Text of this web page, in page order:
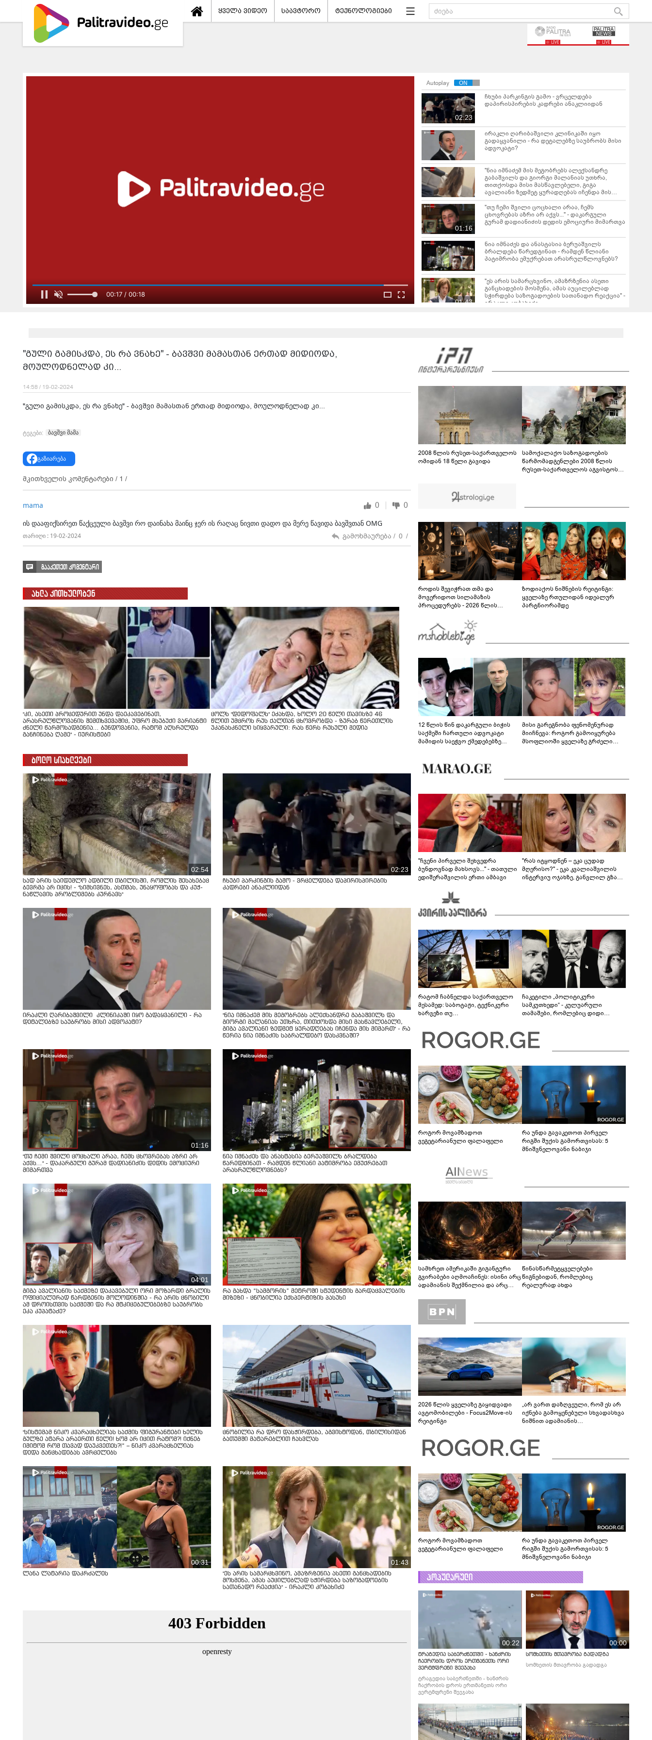
ყველა ვიდეო საავტორო ტექნოლოგიები
LIVE LIVE
Autoplay
02:23
ჩხუბი პარკინგის გამო - ვრცელდება
დაპირისპირების კადრები ანაკლიიდან
ირაკლი ღარიბაშვილი კლინიკაში იყო
გადაყვანილი - რა დეტალებზე საუბრობს მისი
ადვოკატი?
"ნია იმნაძემ მის მეგობრებს ალექსანდრე
გაბაშვილს და გიორგი მალანიას უთხრა,
თითქოსდა მისი მასწავლებელი, გიგა
ავალიანი ზედმეტ ყურადღებას იჩენდა მის
მიმართ" - რა წერია ნია იმნაძის საბრალდებო
დასკვნაში?
01:16
"თუ ჩემი შვილი ცოცხალი არაა, ჩემს
ცხოვრებას აზრი არ აქვს..." - დაკარგული
გურამ დადიანიძის დედის ემოციური მიმართვა
ნია იმნაძეს და ანასტასია ბერუაშვილს
ბრალდება წარედგინათ - რამდენ წლიანი
პატიმრობა ემუქრებათ არასრულწლოვნებს?
01:43
"ეს არის სამარცხვინო, ამაზრზენია ასეთი
განცხადების მოსმენა, ამას აუცილებლად
სჭირდება საზოგადოების სათანადო რეაქცია" -
ირაკლი კობახიძე
ელი კურსის სტუდენტიც იკითხავს"
00:20
საგარეჯოში, არასრულწლოვანმა ჩამოტვირთა
შეურაცხმყოფელ ტექსტებთან ერთად
გაავრცელა - შსს ბრალდებულის დაკავების
კადრებს აქვეყნებს
ნიკა მელიას სასამართლოს უპატივცემლობის
ფაქტზე 1 წლით და 6 თვით თავისუფლების
აღკვეთა მიესაჯა
"გული გამისკდა, ეს რა ვნახე" - ბავშვი მამასთან ერთად მიდიოდა,
მოულოდნელად კი...
14:58 / 19-02-2024
"გული გამისკდა, ეს რა ვნახე" - ბავშვი მამასთან ერთად მიდიოდა, მოულოდნელად კი...
ტეგები: ბავშვი მამა
გაზიარება
მკითხველის კომენტარები / 1 /
mama 0 0
ის დააფიქსირეთ წაქცეული ბავშვი რო დაინახა მაინც ჯერ ის რაღაც ნივთი დადო და მერე წავიდა ბავშვთან OMG
თარიღი : 19-02-2024 გამოხმაურება / 0 /
გააკეთეთ კომენტარი
ახლა კითხულობენ
"კი, ასეთი პროცედურით უნდა დაეკავებინათ,
არასრულწლოვანის შემთხვევაშიც, უფრო მსუბუქი ვარიანტი
ძნელი წარმოსადგენია... ბუნდოვანია, რატომ აღსრულდა
განჩინება ღამე" - იურისტები
ცოლს "დედოფალს" ეძახდა, ხოლო 20 წელი თავისზე 46
წლით უმცროს რუს ქალთან ცხოვრობდა - ზურაბ წერეთლის
უკანასკნელი სიყვარული: რას წერს რუსული მედია
ბოლო სიახლეები
02:54
სად არის საიდუმლო ადგილი თბილისში, რომლის შესახებაც
ბევრმა არ იცის! - "სიმსივნეს, ასთმას, უნაყოფობას და კუჭ-
ნაწლავის პრობლემებს კურნავს"
02:23
ჩხუბი პარკინგის გამო - ვრცელდება დაპირისპირების
კადრები ანაკლიიდან
ირაკლი ღარიბაშვილი კლინიკაში იყო გადაყვანილი - რა
დეტალებზე საუბრობს მისი ადვოკატი?
"ნია იმნაძემ მის მეგობრებს ალექსანდრე გაბაშვილს და
გიორგი მალანიას უთხრა, თითქოსდა მისი მასწავლებელი,
გიგა ავალიანი ზედმეტ ყურადღებას იჩენდა მის მიმართ" - რა
წერია ნია იმნაძის საბრალდებო დასკვნაში?
01:16
"თუ ჩემი შვილი ცოცხალი არაა, ჩემს ცხოვრებას აზრი არ
აქვს..." - დაკარგული გურამ დადიანიძის დედის ემოციური
მიმართვა
ნია იმნაძეს და ანასტასია ბერუაშვილს ბრალდება
წარედგინათ - რამდენ წლიანი პატიმრობა ემუქრებათ
არასრულწლოვნებს?
04:01
გიგა ავალიანის საქმეზე დაკავებული ორი მოზარდი ბრალის
ოფიციალურად წარდგენის მოლოდინშია - რა არის ცნობილი
ამ დროისთვის საქმეში და რა მტკიცებულებებზე საუბრობს
ეკა კუპატაძე?
რა გახდა “სამგორის” მეტროში სტუდენტის გარდაცვალების
მიზეზი - ცნობილია ექსპერტიზის პასუხი
"სისტემამ ნიკო კვარაცხელიას საქმის ფიგურანტები ხელის
გულზე ატარა არაერთი წელი! ხომ არ იცით რატომ?! იქნებ
იმიტომ რომ თავად დაუკვეთეს?!“ – ნიკო კვარაცხელიას
დედა განცხადებას ავრცელებს
ცნობილია რა დრო დასჭირდება, აგვისტოდან, თბილისიდან
ბათუმში მატარებლით ჩასვლას
00:31
ლანა ლატარია დაკრძალეს
01:43
"ეს არის სამარცხვინო, ამაზრზენია ასეთი განცხადების
მოსმენა, ამას აუცილებლად სჭირდება საზოგადოების
სათანადო რეაქცია" - ირაკლი კობახიძე
2008 წლის რუსეთ-საქართველოს
ომიდან 18 წელი გავიდა
სამოქალაქო საზოგადოების
წარმომადგენლები 2008 წლის
რუსეთ-საქართველოს აგვისტოს
როდის შევიჭრათ თმა და
მოვერიდოთ სილამაზის
პროცედურებს - 2026 წლის
გზამკვლევი
ზოდიაქოს ნიშნების რეიტინგი:
ყველაზე რთულიდან იდეალურ
პარტნიორამდე
12 წლის წინ დაკარგული ბიჭის
საქმეში ჩართული ადვოკატი
მამიდის საეჭვო ქმედებებზე
მოწოდებაზე... წლობით
მიმდინარეობდა საქმის
მისი გარეგნობა ფენომენურად
მიიჩნევა: როგორ გამოიყურება
მსოფლიოში ყველაზე გრძელი
"ჩვენი პირველი შეხვედრა
ბუნდოვნად მახსოვს..." - თათული
ედიშერაშვილის ერთი ამბავი
"რას იტყოდნენ – ეკა ცუდად
მღერისო?" - ეკა კვალიაშვილის
ინტერვიუ ოჯახზე, განვლილ გზასა
რატომ ჩაბნელდა საქართველო
მესამედ: საბოტაჟი, ტექნიკური
ხარვეზი თუ
ჩაკეტილი „პოლიტიკური
სამკუთხედი“ - კულუარული
თამაშები, რომლებიც დიდი
როგორ მოვამზადოთ
ვეგეტარიანული ფალაფელი
რა უნდა გავაკეთოთ პირველ
რიგში შუქის გამორთვისას: 5
მნიშვნელოვანი ნაბიჯი
სამხრეთ ამერიკაში გიგანტური
გვირაბები აღმოაჩინეს: ისინი არც
ადამიანის შექმნილია და არც
ლაბირინთები?
წინასწარმეტყველებები
წიგნებიდან, რომლებიც
რეალურად ახდა
2026 წლის ყველაზე გაყიდვადი
ავტომობილები - Focus2Move-ის
რეიტინგი
„არ ვართ დაზღვეული, რომ ეს არ
იქნება გამოყენებული სხვადასხვა
ნიშნით ადამიანის
უფსკრულისკენ მიდის“
როგორ მოვამზადოთ
ვეგეტარიანული ფალაფელი
რა უნდა გავაკეთოთ პირველ
რიგში შუქის გამორთვისას: 5
მნიშვნელოვანი ნაბიჯი
პოპულარული
00:22
ტრაგედია საბერძნეთში - ხანძრის
ჩაქრობის დროს ერთმანეთს ორი
ვერტმფრენი შეეჯახა
ტრაგედია საბერძნეთში - ხანძრის
ჩაქრობის დროს ერთმანეთს ორი
ვერტმფრენი შეეჯახა
00:00
სომხეთის მთავრობა გადადგა
სომხეთის მთავრობა გადადგა